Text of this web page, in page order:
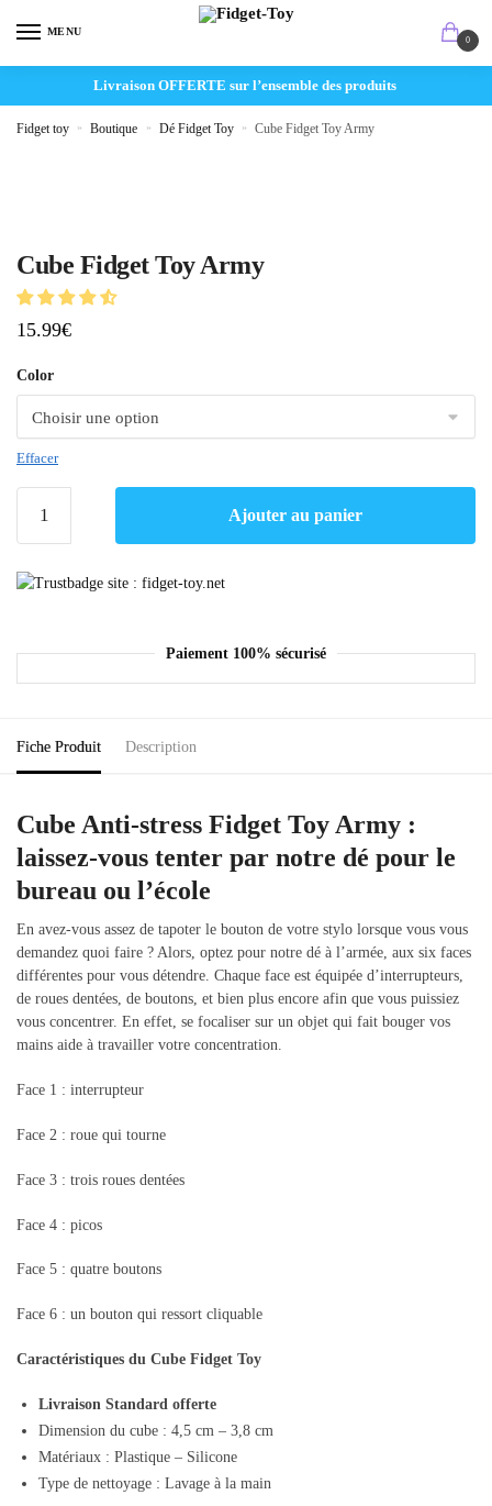
MENU
0
Livraison OFFERTE sur l’ensemble des produits
Fidget toy » Boutique » Dé Fidget Toy » Cube Fidget Toy Army
Cube Fidget Toy Army
15.99€
Color
Effacer
Ajouter au panier
Paiement 100% sécurisé
Fiche Produit Description
Cube Anti-stress Fidget Toy Army :
laissez-vous tenter par notre dé pour le
bureau ou l’école
En avez-vous assez de tapoter le bouton de votre stylo lorsque vous vous
demandez quoi faire ? Alors, optez pour notre dé à l’armée, aux six faces
différentes pour vous détendre. Chaque face est équipée d’interrupteurs,
de roues dentées, de boutons, et bien plus encore afin que vous puissiez
vous concentrer. En effet, se focaliser sur un objet qui fait bouger vos
mains aide à travailler votre concentration.
Face 1 : interrupteur
Face 2 : roue qui tourne
Face 3 : trois roues dentées
Face 4 : picos
Face 5 : quatre boutons
Face 6 : un bouton qui ressort cliquable
Caractéristiques du Cube Fidget Toy
Livraison Standard offerte
Dimension du cube : 4,5 cm – 3,8 cm
Matériaux : Plastique – Silicone
Type de nettoyage : Lavage à la main